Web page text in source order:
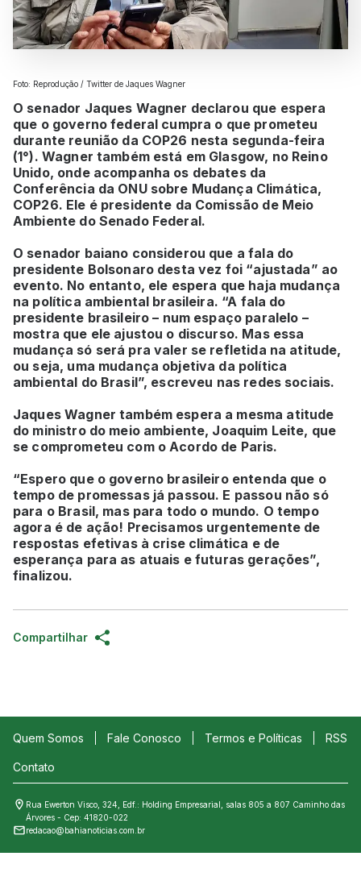
Foto: Reprodução / Twitter de Jaques Wagner
O senador Jaques Wagner declarou que espera
que o governo federal cumpra o que prometeu
durante reunião da COP26 nesta segunda-feira
(1°). Wagner também está em Glasgow, no Reino
Unido, onde acompanha os debates da
Conferência da ONU sobre Mudança Climática,
COP26. Ele é presidente da Comissão de Meio
Ambiente do Senado Federal.
O senador baiano considerou que a fala do
presidente Bolsonaro desta vez foi “ajustada” ao
evento. No entanto, ele espera que haja mudança
na política ambiental brasileira. “A fala do
presidente brasileiro – num espaço paralelo –
mostra que ele ajustou o discurso. Mas essa
mudança só será pra valer se refletida na atitude,
ou seja, uma mudança objetiva da política
ambiental do Brasil”, escreveu nas redes sociais.
Jaques Wagner também espera a mesma atitude
do ministro do meio ambiente, Joaquim Leite, que
se comprometeu com o Acordo de Paris.
“Espero que o governo brasileiro entenda que o
tempo de promessas já passou. E passou não só
para o Brasil, mas para todo o mundo. O tempo
agora é de ação! Precisamos urgentemente de
respostas efetivas à crise climática e de
esperança para as atuais e futuras gerações”,
finalizou.
Compartilhar
Quem Somos Fale Conosco Termos e Políticas RSS
Contato
Rua Ewerton Visco, 324, Edf.: Holding Empresarial, salas 805 a 807 Caminho das
Árvores - Cep: 41820-022
redacao@bahianoticias.com.br